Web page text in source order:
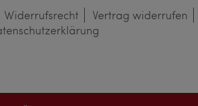
Widerrufs­recht
Vertrag widerrufen